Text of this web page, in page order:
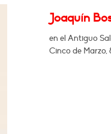
Joaquín
en el Antiguo
Cinco de Marzo,